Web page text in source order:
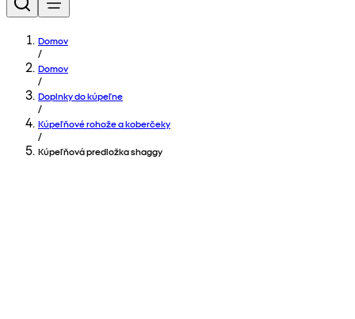
Domov
/
Domov
/
Doplnky do kúpeľne
/
Kúpeľňové rohože a koberčeky
/
Kúpeľňová predložka shaggy